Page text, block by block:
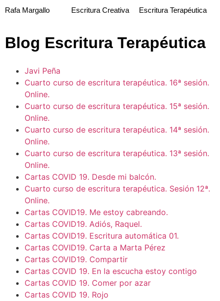
Rafa Margallo Escritura Creativa Escritura Terapéutica
Blog Escritura Terapéutica
Javi Peña
Cuarto curso de escritura terapéutica. 16ª sesión.
Online.
Cuarto curso de escritura terapéutica. 15ª sesión.
Online.
Cuarto curso de escritura terapéutica. 14ª sesión.
Online.
Cuarto curso de escritura terapéutica. 13ª sesión.
Online.
Cartas COVID 19. Desde mi balcón.
Cuarto curso de escritura terapéutica. Sesión 12ª.
Online.
Cartas COVID19. Me estoy cabreando.
Cartas COVID19. Adiós, Raquel.
Cartas COVID19. Escritura automática 01.
Cartas COVID19. Carta a Marta Pérez
Cartas COVID19. Compartir
Cartas COVID 19. En la escucha estoy contigo
Cartas COVID 19. Comer por azar
Cartas COVID 19. Rojo